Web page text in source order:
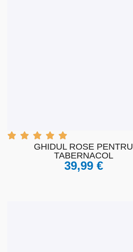
GHIDUL ROSE PENTRU
TABERNACOL
39,99 €